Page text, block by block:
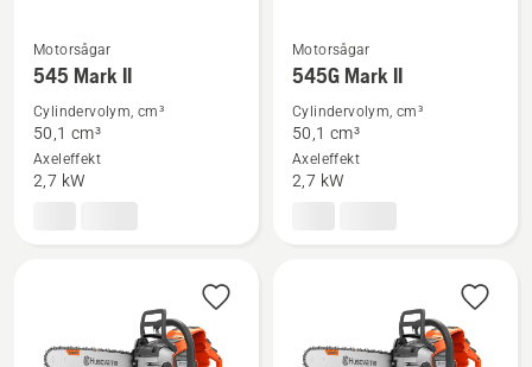
Se
mer
information
545
Motorsågar
545 Mark II
Cylindervolym, cm³
50,1 cm³
Axeleffekt
2,7 kW
Se
mer
information
545G
Motorsågar
545G Mark II
Cylindervolym, cm³
50,1 cm³
Axeleffekt
2,7 kW